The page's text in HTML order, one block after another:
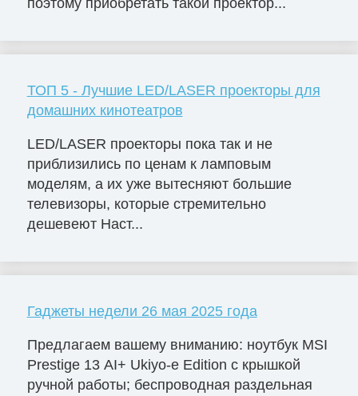
поэтому приобретать такой проектор...
ТОП 5 - Лучшие LED/LASER проекторы для
домашних кинотеатров
LED/LASER проекторы пока так и не
приблизились по ценам к ламповым
моделям, а их уже вытесняют большие
телевизоры, которые стремительно
дешевеют Наст...
Гаджеты недели 26 мая 2025 года
Предлагаем вашему вниманию: ноутбук MSI
Prestige 13 AI+ Ukiyo-e Edition с крышкой
ручной работы; беспроводная раздельная